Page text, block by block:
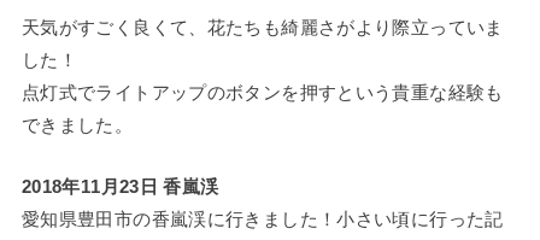
天気がすごく良くて、花たちも綺麗さがより際立っていま
した！
点灯式でライトアップのボタンを押すという貴重な経験も
できました。
2018年11月23日 香嵐渓
愛知県豊田市の香嵐渓に行きました！小さい頃に行った記